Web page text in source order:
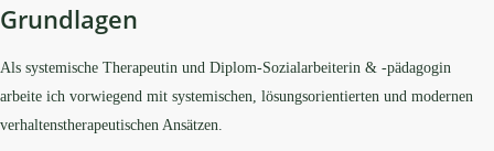
Grundlagen
Als systemische Therapeutin und Diplom-Sozialarbeiterin & -pädagogin
arbeite ich vorwiegend mit systemischen, lösungsorientierten und modernen
verhaltenstherapeutischen Ansätzen.